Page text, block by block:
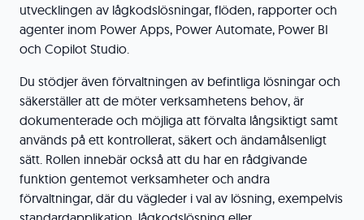
utvecklingen av lågkodslösningar, flöden, rapporter och
agenter inom Power Apps, Power Automate, Power BI
och Copilot Studio.
Du stödjer även förvaltningen av befintliga lösningar och
säkerställer att de möter verksamhetens behov, är
dokumenterade och möjliga att förvalta långsiktigt samt
används på ett kontrollerat, säkert och ändamålsenligt
sätt. Rollen innebär också att du har en rådgivande
funktion gentemot verksamheter och andra
förvaltningar, där du vägleder i val av lösning, exempelvis